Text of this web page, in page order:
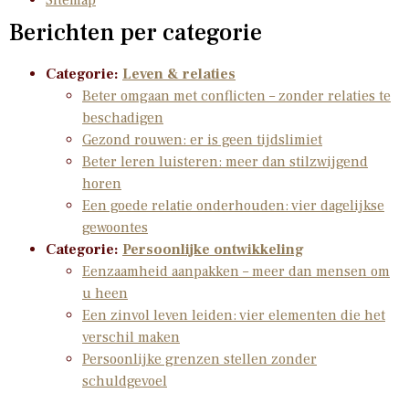
Berichten per categorie
Categorie: Leven & relaties
Beter omgaan met conflicten – zonder relaties te
beschadigen
Gezond rouwen: er is geen tijdslimiet
Beter leren luisteren: meer dan stilzwijgend
horen
Een goede relatie onderhouden: vier dagelijkse
gewoontes
Categorie: Persoonlijke ontwikkeling
Eenzaamheid aanpakken – meer dan mensen om
u heen
Een zinvol leven leiden: vier elementen die het
verschil maken
Persoonlijke grenzen stellen zonder
schuldgevoel